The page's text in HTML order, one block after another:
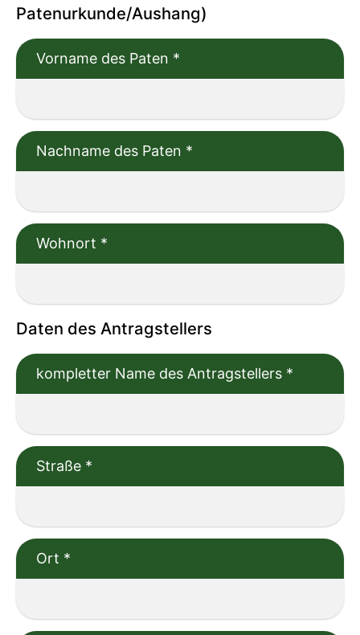
Patenurkunde/Aushang)
Vorname des Paten *
Nachname des Paten *
Wohnort *
Daten des Antragstellers
kompletter Name des Antragstellers *
Straße *
Ort *